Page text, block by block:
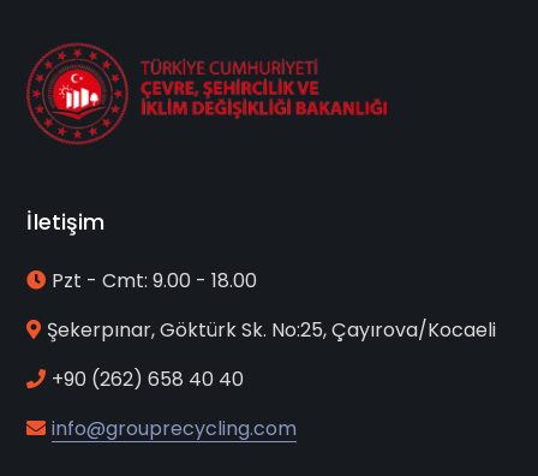
İletişim
Pzt - Cmt: 9.00 - 18.00
Şekerpınar, Göktürk Sk. No:25, Çayırova/Kocaeli
+90 (262) 658 40 40
info@grouprecycling.com